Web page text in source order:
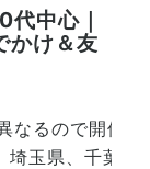
代中心｜
かけ＆友
なるので開催
玉県、千葉県